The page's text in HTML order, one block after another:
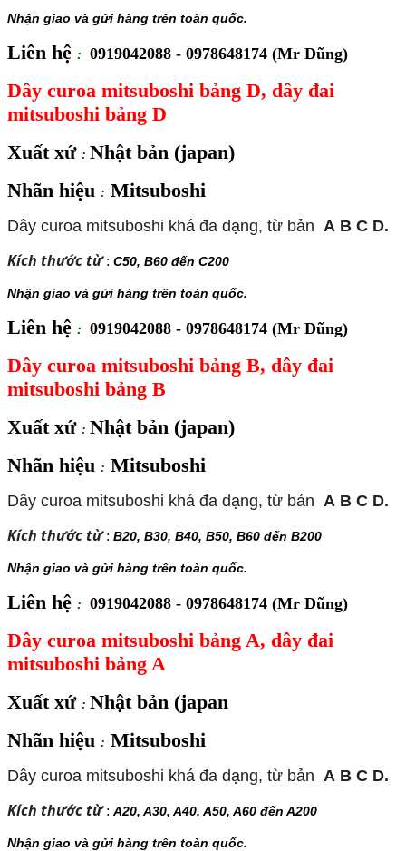
Nhận giao và gửi hàng trên toàn quốc.
Liên hệ : 0919042088 - 0978648174 (Mr Dũng)
Dây curoa mitsuboshi bảng D, dây đai
mitsuboshi bảng D
Xuất xứ : Nhật bản (japan)
Nhãn hiệu : Mitsuboshi
Dây curoa mitsuboshi khá đa dạng, từ bản A B C D.
Kích thước từ: C50, B60 đến C200
Nhận giao và gửi hàng trên toàn quốc.
Liên hệ : 0919042088 - 0978648174 (Mr Dũng)
Dây curoa mitsuboshi bảng B, dây đai
mitsuboshi bảng B
Xuất xứ : Nhật bản (japan)
Nhãn hiệu : Mitsuboshi
Dây curoa mitsuboshi khá đa dạng, từ bản A B C D.
Kích thước từ: B20, B30, B40, B50, B60 đến B200
Nhận giao và gửi hàng trên toàn quốc.
Liên hệ : 0919042088 - 0978648174 (Mr Dũng)
Dây curoa mitsuboshi bảng A, dây đai
mitsuboshi bảng A
Xuất xứ : Nhật bản (japan
Nhãn hiệu : Mitsuboshi
Dây curoa mitsuboshi khá đa dạng, từ bản A B C D.
Kích thước từ: A20, A30, A40, A50, A60 đến A200
Nhận giao và gửi hàng trên toàn quốc.